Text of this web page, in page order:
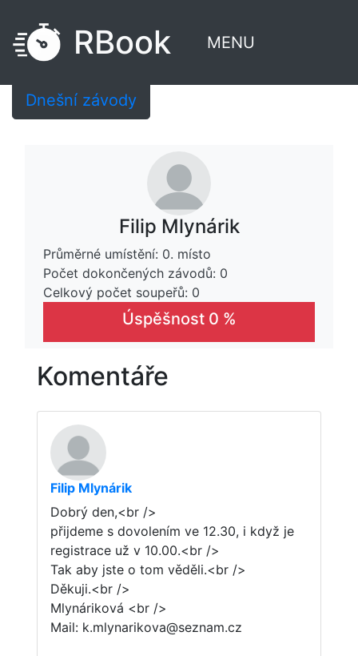
RBook MENU
Dnešní závody
Filip Mlynárik
Průměrné umístění: 0. místo
Počet dokončených závodů: 0
Celkový počet soupeřů: 0
Úspěšnost 0 %
Komentáře
Filip Mlynárik
Dobrý den,<br />
přijdeme s dovolením ve 12.30, i když je
registrace už v 10.00.<br />
Tak aby jste o tom věděli.<br />
Děkuji.<br />
Mlynáriková <br />
Mail: k.mlynarikova@seznam.cz